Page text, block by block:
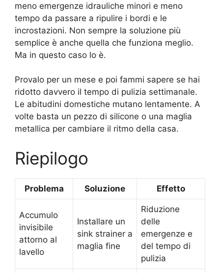
meno emergenze idrauliche minori e meno
tempo da passare a ripulire i bordi e le
incrostazioni. Non sempre la soluzione più
semplice è anche quella che funziona meglio.
Ma in questo caso lo è.
Provalo per un mese e poi fammi sapere se hai
ridotto davvero il tempo di pulizia settimanale.
Le abitudini domestiche mutano lentamente. A
volte basta un pezzo di silicone o una maglia
metallica per cambiare il ritmo della casa.
Riepilogo
Problema Soluzione Effetto
Accumulo
invisibile
attorno al
lavello
Installare un
sink strainer a
maglia fine
Riduzione
delle
emergenze e
del tempo di
pulizia